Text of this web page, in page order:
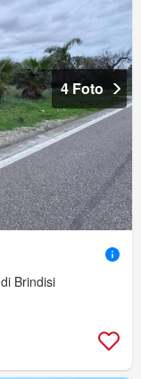
4 Foto
Brindisi